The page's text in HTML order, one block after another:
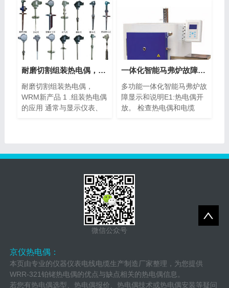
耐磨切割组装热电偶，WRM新产品
耐磨切割组装热电偶，
WRM新产品 1 .组装热电偶
的应用 通常与显示仪表、
一体化智能马弗炉故障显示与说明、分析
多功能一体化智能马弗炉故
障显示和说明E1:热电偶开
放。 检查热电偶和电缆
微信公众号
京仪热电偶：
本页由专业的仪器仪表电线电缆生产制造厂家整理，为您提供
WRR-321铂铑热电偶的优点与缺点相关的热电偶信息。
若您有热电偶选型、热电偶报价、热电偶技术或热电偶安装等疑问